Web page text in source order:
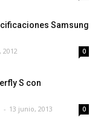
Samsung
0
S con
- 13 junio, 2013 0